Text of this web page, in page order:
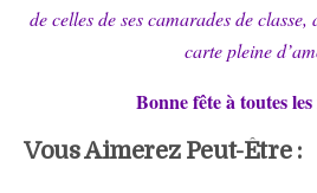
de celles de ses camarades de
carte pleine
Bonne fête à toutes
Vous Aimerez Peut-Être :